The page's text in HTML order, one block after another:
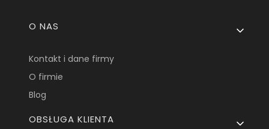
Linki w stopce
O NAS
Kontakt i dane firmy
O firmie
Blog
OBSŁUGA KLIENTA